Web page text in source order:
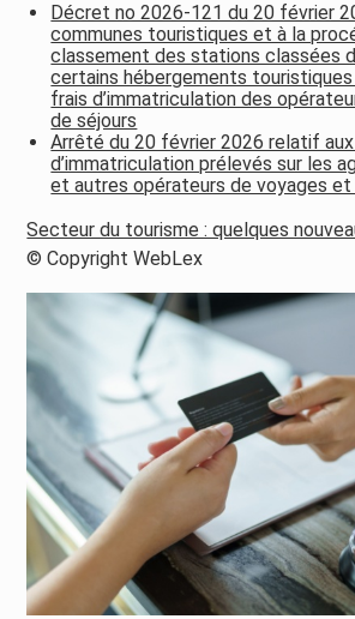
Décret no 2026-121 du 20 février
communes touristiques et à la
classement des stations classées
certains hébergements touristiques
frais d’immatriculation des
de séjours
Arrêté du 20 février 2026 relatif
d’immatriculation prélevés sur les
et autres opérateurs de voyages et
Secteur du tourisme : quelques
© Copyright WebLex